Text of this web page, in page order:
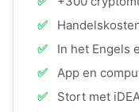
✅
✅
In het Engels
✅
App en
✅
Stort met